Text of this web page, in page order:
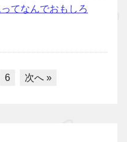
てなんでおもしろ
6 次へ »